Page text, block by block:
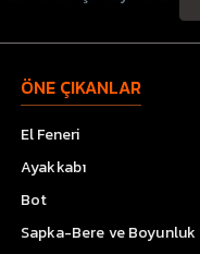
ÖNE ÇIKANLAR
El Feneri
Ayakkabı
Bot
Sapka-Bere ve Boyunluk